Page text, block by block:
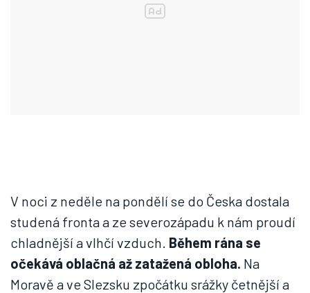
V noci z neděle na pondělí se do Česka dostala
studená fronta a ze severozápadu k nám proudí
chladnější a vlhčí vzduch. Během rána se
očekává oblačná až zatažená obloha. Na
Moravě a ve Slezsku zpočátku srážky četnější a